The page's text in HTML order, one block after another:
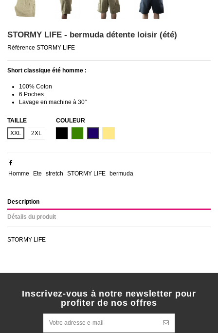
STORMY LIFE - bermuda détente loisir (été)
Référence STORMY LIFE
Short classique été homme :
100% Coton
6 Poches
Lavage en machine à 30°
TAILLE
XXL
2XL
COULEUR
Homme Ete stretch STORMY LIFE bermuda
Description
Détails du produit
STORMY LIFE
Inscrivez-vous à notre newsletter pour
profiter de nos offres